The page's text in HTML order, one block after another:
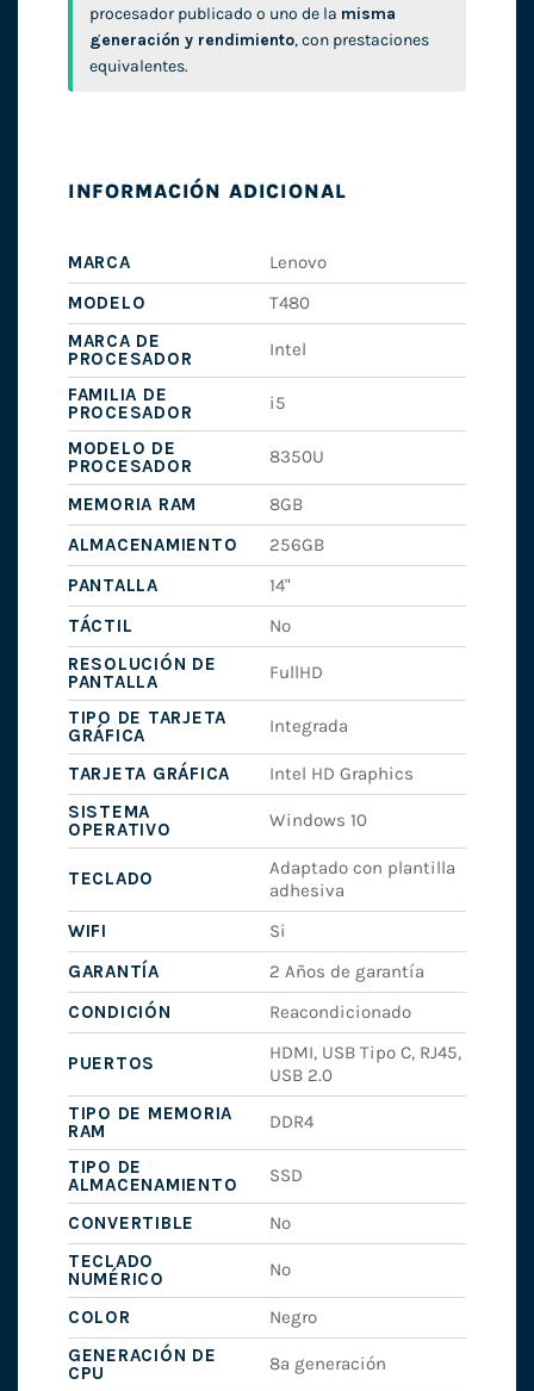
procesador publicado o uno de la misma
generación y rendimiento, con prestaciones
equivalentes.
INFORMACIÓN ADICIONAL
MARCA
Lenovo
MODELO
T480
MARCA DE
PROCESADOR
Intel
FAMILIA DE
PROCESADOR
i5
MODELO DE
PROCESADOR
8350U
MEMORIA RAM
8GB
ALMACENAMIENTO
256GB
PANTALLA
14"
TÁCTIL
No
RESOLUCIÓN DE
PANTALLA
FullHD
TIPO DE TARJETA
GRÁFICA
Integrada
TARJETA GRÁFICA
Intel HD Graphics
SISTEMA
OPERATIVO
Windows 10
TECLADO
Adaptado con plantilla
adhesiva
WIFI
Si
GARANTÍA
2 Años de garantía
CONDICIÓN
Reacondicionado
PUERTOS
HDMI, USB Tipo C, RJ45,
USB 2.0
TIPO DE MEMORIA
RAM
DDR4
TIPO DE
ALMACENAMIENTO
SSD
CONVERTIBLE
No
TECLADO
NUMÉRICO
No
COLOR
Negro
GENERACIÓN DE
CPU
8ª generación